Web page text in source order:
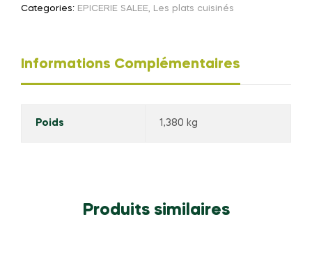
Categories: EPICERIE SALEE, Les plats cuisinés
Informations Complémentaires
Poids 1,380 kg
Produits similaires